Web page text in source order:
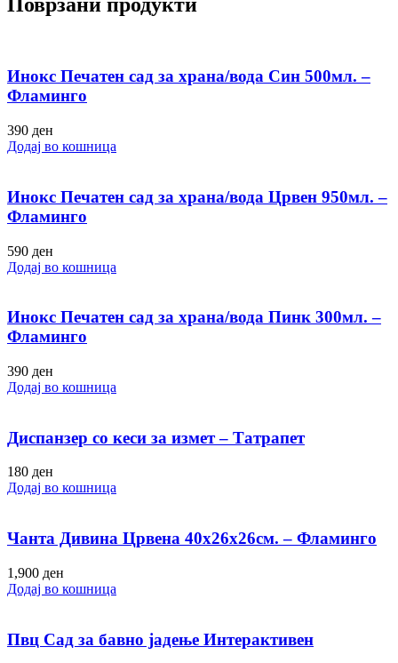
Инокс Печатен сад за храна/вода Син 500мл. –
Фламинго
390 ден
Додај во кошница
Инокс Печатен сад за храна/вода Црвен 950мл. –
Фламинго
590 ден
Додај во кошница
Инокс Печатен сад за храна/вода Пинк 300мл. –
Фламинго
390 ден
Додај во кошница
Диспанзер со кеси за измет – Татрапет
180 ден
Додај во кошница
Чанта Дивина Црвена 40х26х26см. – Фламинго
1,900 ден
Додај во кошница
Пвц Сад за бавно јадење Интерактивен